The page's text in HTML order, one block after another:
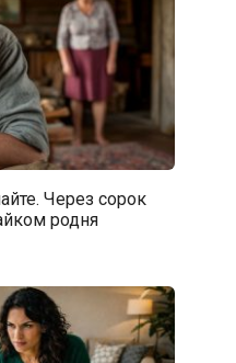
Через сорок
родня